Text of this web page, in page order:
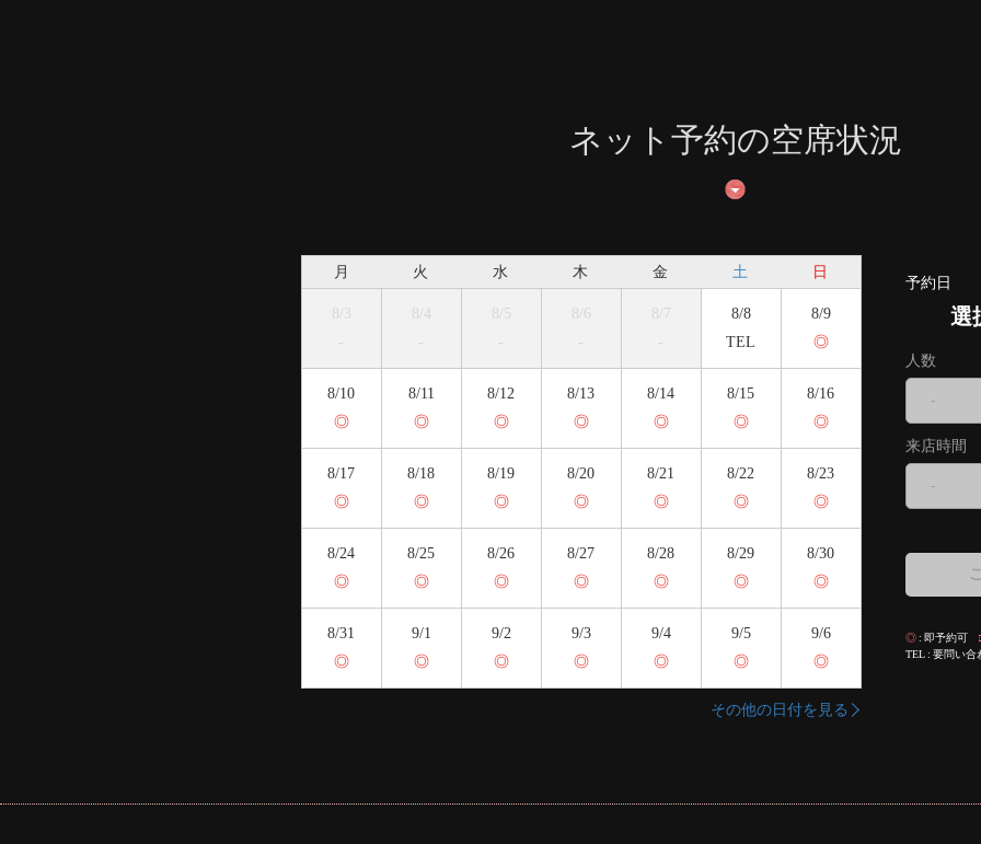
ネット予約の空席状況
月 火 水 木 金 土 日
8/3
-
8/4
-
8/5
-
8/6
-
8/7
-
8/8
TEL
8/9
◎
8/10
◎
8/11
◎
8/12
◎
8/13
◎
8/14
◎
8/15
◎
8/16
◎
8/17
◎
8/18
◎
8/19
◎
8/20
◎
8/21
◎
8/22
◎
8/23
◎
8/24
◎
8/25
◎
8/26
◎
8/27
◎
8/28
◎
8/29
◎
8/30
◎
8/31
◎
9/1
◎
9/2
◎
9/3
◎
9/4
◎
9/5
◎
9/6
◎
その他の日付を見る
予約日
選
人数
-
来店時間
-
◎ 即予約可
TEL
要問い合